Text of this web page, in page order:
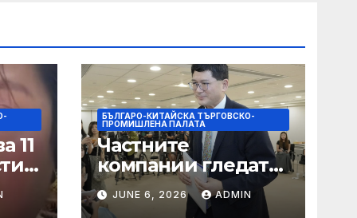
11
БЪЛГАРО-КИТАЙСКА ТЪРГОВСКО-
ПРОМИШЛЕНА ПАЛАТА
Частните
компании гледат
на по-голяма роля
в стратегическата
JUNE 6, 2026 ADMIN